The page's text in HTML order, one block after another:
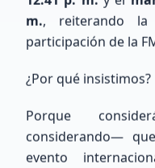
m., reiterando la
participación de la
¿Por qué insistimos?
Porque
considerando—
evento